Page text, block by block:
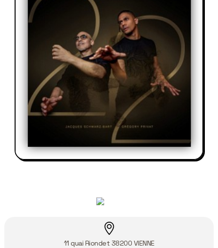
11 quai Riondet 38200 VIENNE